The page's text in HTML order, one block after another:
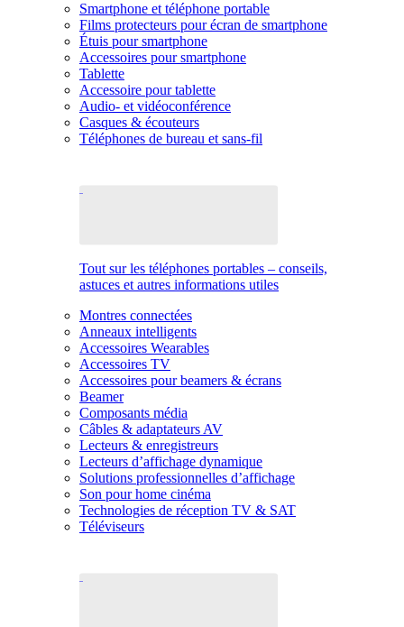
Smartphone et téléphone portable
Films protecteurs pour écran de smartphone
Étuis pour smartphone
Accessoires pour smartphone
Tablette
Accessoire pour tablette
Audio- et vidéoconférence
Casques & écouteurs
Téléphones de bureau et sans-fil
Tout sur les téléphones portables – conseils,
astuces et autres informations utiles
Montres connectées
Anneaux intelligents
Accessoires Wearables
Accessoires TV
Accessoires pour beamers & écrans
Beamer
Composants média
Câbles & adaptateurs AV
Lecteurs & enregistreurs
Lecteurs d’affichage dynamique
Solutions professionnelles d’affichage
Son pour home cinéma
Technologies de réception TV & SAT
Téléviseurs